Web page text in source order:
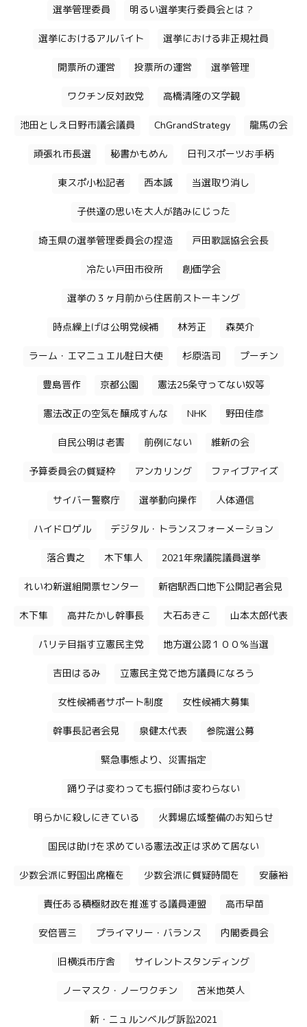
選挙管理委員 明るい選挙実行委員会とは？
選挙におけるアルバイト 選挙における非正規社員
開票所の運営 投票所の運営 選挙管理
ワクチン反対政党 高橋清隆の文学観
池田としえ日野市議会議員 ChGrandStrategy 龍馬の会
頑張れ市長選 秘書かもめん 日刊スポーツお手柄
東スポ小松記者 西本誠 当選取り消し
子供達の思いを大人が踏みにじった
埼玉県の選挙管理委員会の捏造 戸田歌謡協会会長
冷たい戸田市役所 創価学会
選挙の３ヶ月前から住居前ストーキング
時点繰上げは公明党候補 林芳正 森英介
ラーム・エマニュエル駐日大使 杉原浩司 プーチン
豊島晋作 京都公園 憲法25条守ってない奴等
憲法改正の空気を醸成すんな NHK 野田佳彦
自民公明は老害 前例にない 維新の会
予算委員会の質疑枠 アンカリング ファイブアイズ
サイバー警察庁 選挙動向操作 人体通信
ハイドロゲル デジタル・トランスフォーメーション
落合貴之 木下隼人 2021年衆議院議員選挙
れいわ新選組開票センター 新宿駅西口地下公開記者会見
木下隼 高井たかし幹事長 大石あきこ 山本太郎代表
パリテ目指す立憲民主党 地方選公認１００％当選
吉田はるみ 立憲民主党で地方議員になろう
女性候補者サポート制度 女性候補大募集
幹事長記者会見 泉健太代表 参院選公募
緊急事態より、災害指定
踊り子は変わっても振付師は変わらない
明らかに殺しにきている 火葬場広域整備のお知らせ
国民は助けを求めている憲法改正は求めて居ない
少数会派に野国出席権を 少数会派に質疑時間を 安藤裕
責任ある積極財政を推進する議員連盟 高市早苗
安倍晋三 プライマリー・バランス 内閣委員会
旧横浜市庁舎 サイレントスタンディング
ノーマスク・ノーワクチン 苫米地英人
新・ニュルンベルグ訴訟2021